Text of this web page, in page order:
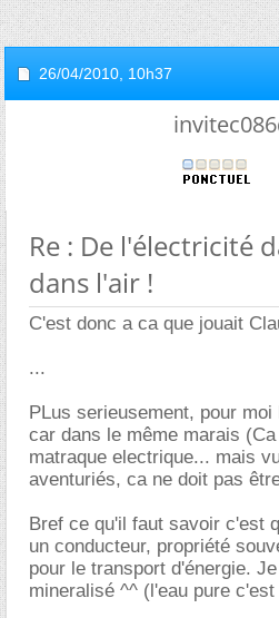
26/04/2010, 10h37
Re : De l'électricité
dans l'air !
C'est donc a ca que jouait
...
PLus serieusement, pour
car dans le même marais
matraque electrique... mais
aventuriés, ca ne doit pas
Bref ce qu'il faut savoir c'est
un conducteur, propriété
pour le transport d'énergie.
mineralisé ^^ (l'eau pure